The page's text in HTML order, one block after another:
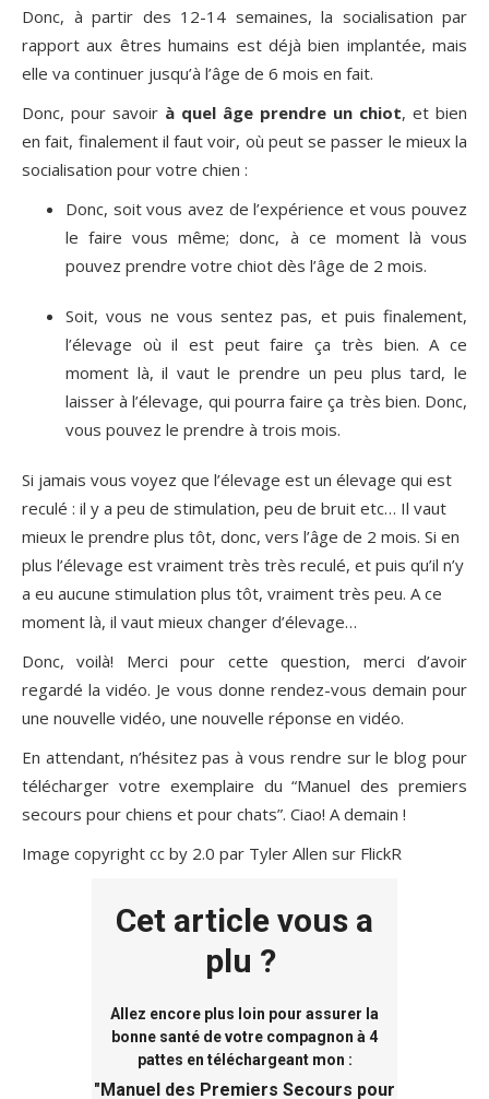
Donc, à partir des 12-14 semaines, la socialisation par
rapport aux êtres humains est déjà bien implantée, mais
elle va continuer jusqu’à l’âge de 6 mois en fait.
Donc, pour savoir à quel âge prendre un chiot, et bien
en fait, finalement il faut voir, où peut se passer le mieux la
socialisation pour votre chien :
Donc, soit vous avez de l’expérience et vous pouvez
le faire vous même; donc, à ce moment là vous
pouvez prendre votre chiot dès l’âge de 2 mois.
Soit, vous ne vous sentez pas, et puis finalement,
l’élevage où il est peut faire ça très bien. A ce
moment là, il vaut le prendre un peu plus tard, le
laisser à l’élevage, qui pourra faire ça très bien. Donc,
vous pouvez le prendre à trois mois.
Si jamais vous voyez que l’élevage est un élevage qui est
reculé : il y a peu de stimulation, peu de bruit etc… Il vaut
mieux le prendre plus tôt, donc, vers l’âge de 2 mois. Si en
plus l’élevage est vraiment très très reculé, et puis qu’il n’y
a eu aucune stimulation plus tôt, vraiment très peu. A ce
moment là, il vaut mieux changer d’élevage…
Donc, voilà! Merci pour cette question, merci d’avoir
regardé la vidéo. Je vous donne rendez-vous demain pour
une nouvelle vidéo, une nouvelle réponse en vidéo.
En attendant, n’hésitez pas à vous rendre sur le blog pour
télécharger votre exemplaire du “Manuel des premiers
secours pour chiens et pour chats”. Ciao! A demain !
Image copyright cc by 2.0 par Tyler Allen sur FlickR
Cet article vous a
plu ?
Allez encore plus loin pour assurer la
bonne santé de votre compagnon à 4
pattes en téléchargeant mon :
"Manuel des Premiers Secours pour